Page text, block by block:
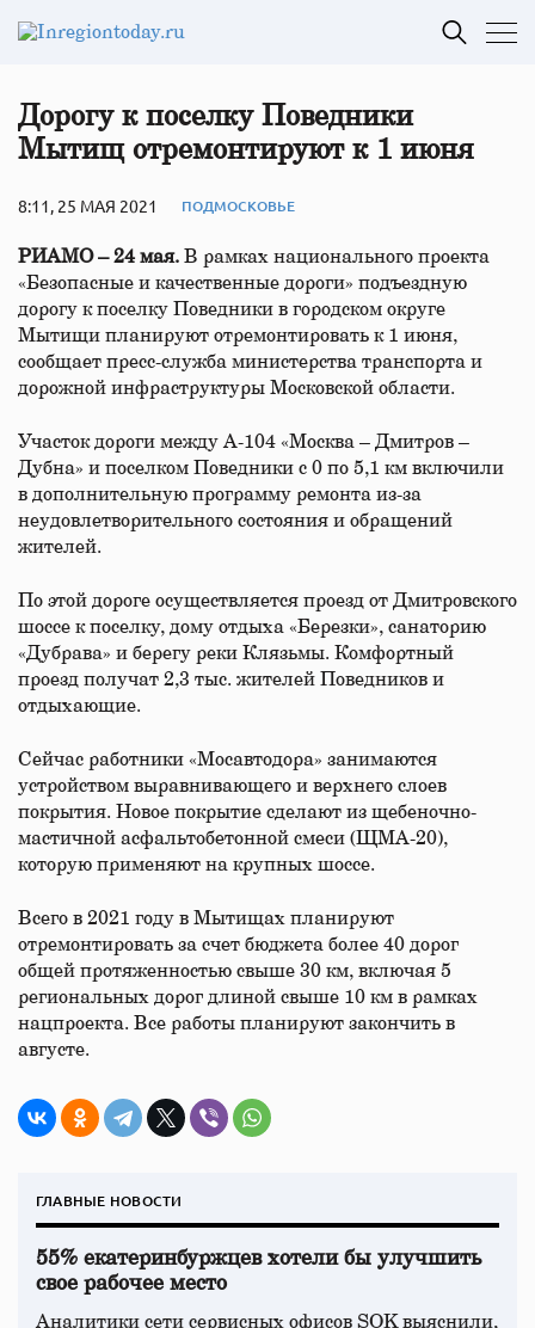
Дорогу к поселку Поведники
Мытищ отремонтируют к 1 июня
8:11, 25 МАЯ 2021 ПОДМОСКОВЬЕ
РИАМО – 24 мая. В рамках национального проекта
«Безопасные и качественные дороги» подъездную
дорогу к поселку Поведники в городском округе
Мытищи планируют отремонтировать к 1 июня,
сообщает пресс-служба министерства транспорта и
дорожной инфраструктуры Московской области.
Участок дороги между А-104 «Москва – Дмитров –
Дубна» и поселком Поведники с 0 по 5,1 км включили
в дополнительную программу ремонта из-за
неудовлетворительного состояния и обращений
жителей.
По этой дороге осуществляется проезд от Дмитровского
шоссе к поселку, дому отдыха «Березки», санаторию
«Дубрава» и берегу реки Клязьмы. Комфортный
проезд получат 2,3 тыс. жителей Поведников и
отдыхающие.
Сейчас работники «Мосавтодора» занимаются
устройством выравнивающего и верхнего слоев
покрытия. Новое покрытие сделают из щебеночно-
мастичной асфальтобетонной смеси (ЩМА-20),
которую применяют на крупных шоссе.
Всего в 2021 году в Мытищах планируют
отремонтировать за счет бюджета более 40 дорог
общей протяженностью свыше 30 км, включая 5
региональных дорог длиной свыше 10 км в рамках
нацпроекта. Все работы планируют закончить в
августе.
ГЛАВНЫЕ НОВОСТИ
55% екатеринбуржцев хотели бы улучшить
свое рабочее место
Аналитики сети сервисных офисов SOK выяснили,